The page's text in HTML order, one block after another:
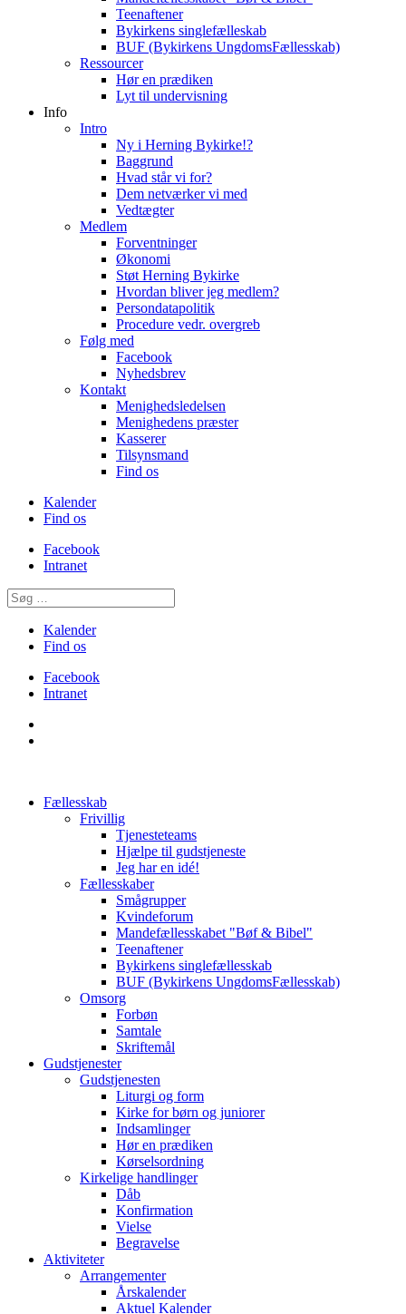
Teenaftener
Bykirkens singlefælleskab
BUF (Bykirkens UngdomsFællesskab)
Ressourcer
Hør en prædiken
Lyt til undervisning
Info
Intro
Ny i Herning Bykirke!?
Baggrund
Hvad står vi for?
Dem netværker vi med
Vedtægter
Medlem
Forventninger
Økonomi
Støt Herning Bykirke
Hvordan bliver jeg medlem?
Persondatapolitik
Procedure vedr. overgreb
Følg med
Facebook
Nyhedsbrev
Kontakt
Menighedsledelsen
Menighedens præster
Kasserer
Tilsynsmand
Find os
Kalender
Find os
Facebook
Intranet
Kalender
Find os
Facebook
Intranet
Fællesskab
Frivillig
Tjenesteteams
Hjælpe til gudstjeneste
Jeg har en idé!
Fællesskaber
Smågrupper
Kvindeforum
Mandefællesskabet "Bøf & Bibel"
Teenaftener
Bykirkens singlefællesskab
BUF (Bykirkens UngdomsFællesskab)
Omsorg
Forbøn
Samtale
Skriftemål
Gudstjenester
Gudstjenesten
Liturgi og form
Kirke for børn og juniorer
Indsamlinger
Hør en prædiken
Kørselsordning
Kirkelige handlinger
Dåb
Konfirmation
Vielse
Begravelse
Aktiviteter
Arrangementer
Årskalender
Aktuel Kalender